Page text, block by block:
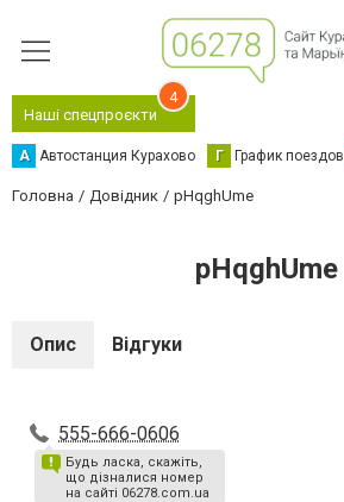
Наші спецпроєкти
4
А Автостанция Курахово Г График поездов
Головна Довідник pHqghUme
pHqghUme
Опис Відгуки
555-666-0606
Будь ласка, скажіть,
що дізналися номер
на сайті 06278.com.ua